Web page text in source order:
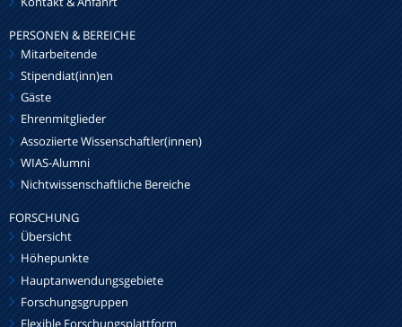
PERSONEN & BEREICHE
Mitarbeitende
Stipendiat(inn)en
Gäste
Ehrenmitglieder
Assoziierte Wissenschaftler(innen)
WIAS-Alumni
Nichtwissenschaftliche Bereiche
FORSCHUNG
Übersicht
Höhepunkte
Hauptanwendungsgebiete
Forschungsgruppen
Flexible Forschungsplattform